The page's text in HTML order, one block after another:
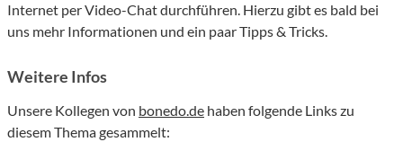
Internet per Video-Chat durchführen. Hierzu gibt es bald bei
uns mehr Informationen und ein paar Tipps & Tricks.
Weitere Infos
Unsere Kollegen von bonedo.de haben folgende Links zu
diesem Thema gesammelt: